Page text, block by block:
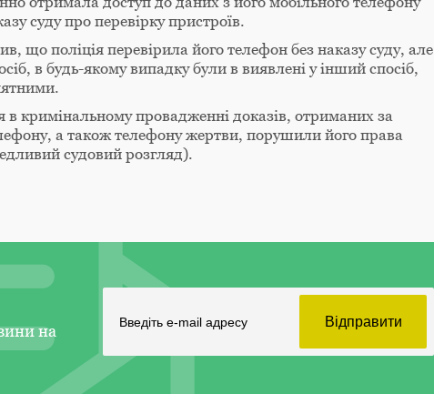
суду про перевірку пристроїв.
що поліція перевірила його телефон без наказу суду, але
в будь-якому випадку були в виявлені у інший спосіб,
кримінальному провадженні доказів, отриманих за
а також телефону жертви, порушили його права
судовий розгляд).
на